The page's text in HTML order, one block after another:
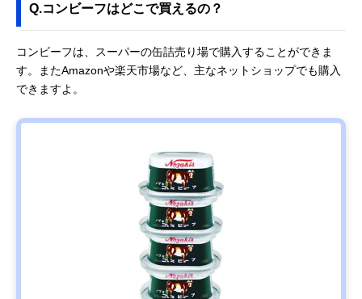
Q.コンビーフはどこで買えるの？
コンビーフは、スーパーの缶詰売り場で購入することができま
す。またAmazonや楽天市場など、主なネットショップでも購入
できますよ。